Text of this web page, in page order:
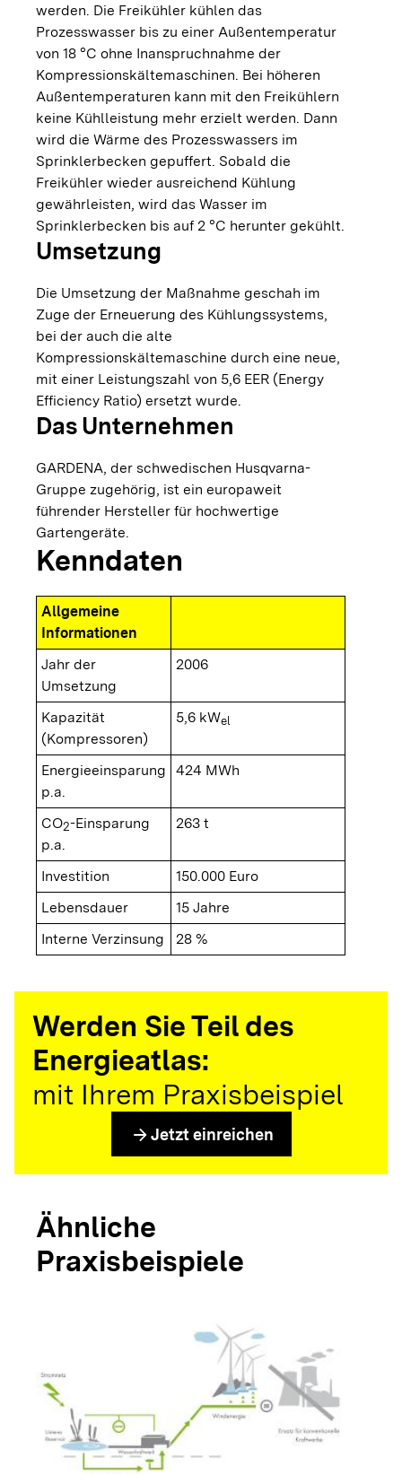
werden. Die Freikühler kühlen das
Prozesswasser bis zu einer Außentemperatur
von 18 °C ohne Inanspruchnahme der
Kompressionskältemaschinen. Bei höheren
Außentemperaturen kann mit den Freikühlern
keine Kühlleistung mehr erzielt werden. Dann
wird die Wärme des Prozesswassers im
Sprinklerbecken gepuffert. Sobald die
Freikühler wieder ausreichend Kühlung
gewährleisten, wird das Wasser im
Sprinklerbecken bis auf 2 °C herunter gekühlt.
Umsetzung
Die Umsetzung der Maßnahme geschah im
Zuge der Erneuerung des Kühlungssystems,
bei der auch die alte
Kompressionskältemaschine durch eine neue,
mit einer Leistungszahl von 5,6 EER (Energy
Efficiency Ratio) ersetzt wurde.
Das Unternehmen
GARDENA, der schwedischen Husqvarna-
Gruppe zugehörig, ist ein europaweit
führender Hersteller für hochwertige
Gartengeräte.
Kenndaten
Allgemeine
Informationen
Jahr der
Umsetzung
2006
Kapazität
(Kompressoren)
5,6 kWel
Energieeinsparung
p.a.
424 MWh
CO2-Einsparung
p.a.
263 t
Investition
150.000 Euro
Lebensdauer
15 Jahre
Interne Verzinsung
28 %
Werden Sie Teil des
Energieatlas:
mit Ihrem Praxisbeispiel
arrow_forward Jetzt einreichen
Ähnliche
Praxisbeispiele